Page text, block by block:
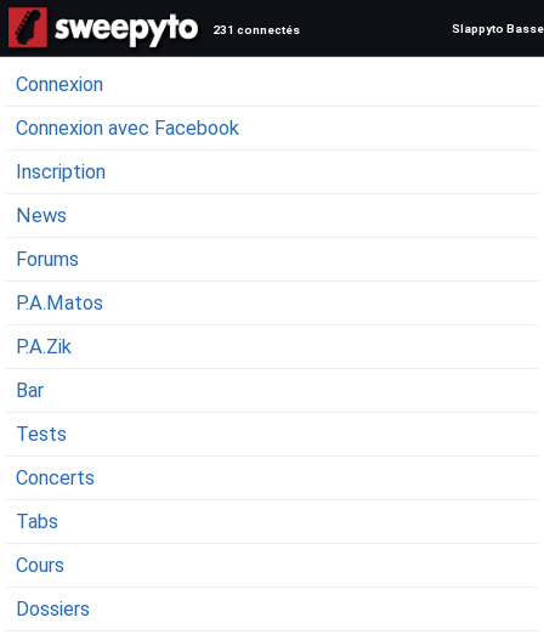
231 connectés Slappyto Basse
Connexion
Connexion avec Facebook
Inscription
News
Forums
P.A.Matos
P.A.Zik
Bar
Tests
Concerts
Tabs
Cours
Dossiers